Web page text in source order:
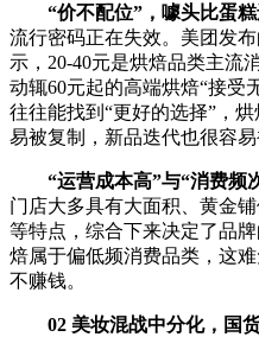
“价不配位”，噱头比蛋
流行密码正在失效。美团发
示，20-40元是烘焙品类主流
动辄60元起的高端烘焙“接受
往往能找到“更好的选择”，
易被复制，新品迭代也很容易
“运营成本高”与“消费频
门店大多具有大面积、黄金
等特点，综合下来决定了品
焙属于偏低频消费品类，这
不赚钱。
02 美妆混战中分化， 国